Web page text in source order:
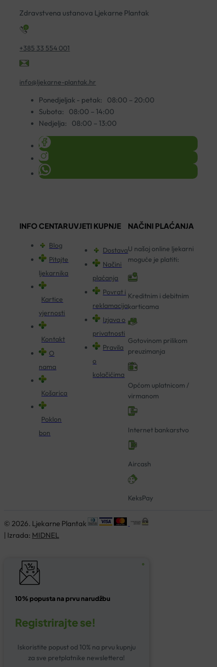
200ML
Zdravstvena ustanova Ljekarne Plantak
+385 33 554 001
info@ljekarne-plantak.hr
Ponedjeljak - petak:
08:00 – 20:00
Subota:
08:00 – 14:00
Nedjelja:
08:00 – 13:00
INFO CENTAR
Blog
Pitajte
ljekarnika
Kartice
vjernosti
Kontakt
O
nama
Košarica
Poklon
bon
UVJETI KUPNJE
Dostava
Načini
plaćanja
Povrat i
reklamacija
Izjava o
privatnosti
Pravila
o
kolačićima
NAČINI PLAĆANJA
U našoj online ljekarni
moguće je platiti:
Kreditnim i debitnim
karticama
Gotovinom prilikom
preuzimanja
Općom uplatnicom /
virmanom
Internet bankarstvo
Aircash
KeksPay
© 2026. Ljekarne Plantak
| Izrada: MIDNEL
10% popusta na prvu narudžbu
Registrirajte se!
Iskoristite popust od 10% na prvu kupnju
za sve pretplatnike newslettera!